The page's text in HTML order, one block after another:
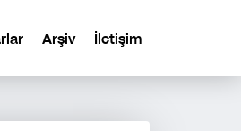
Arşiv İletişim